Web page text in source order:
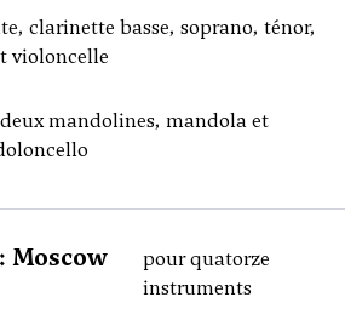
clarinette basse, soprano, ténor,
violoncelle
mandolines, mandola et
Moscow
pour quatorze
instruments